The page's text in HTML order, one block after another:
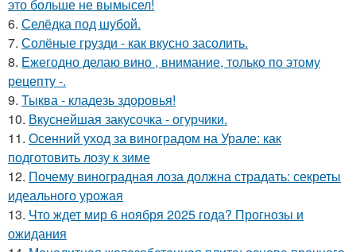
это больше не вымысел!
6. Селёдка под шубой.
7. Солёные грузди - как вкусно засолить.
8. Ежегодно делаю вино , внимание, только по этому
рецепту -.
9. Тыква - кладезь здоровья!
10. Вкуснейшая закусочка - огурчики.
11. Осенний уход за виноградом на Урале: как
подготовить лозу к зиме
12. Почему виноградная лоза должна страдать: секреты
идеального урожая
13. Что ждет мир 6 ноября 2025 года? Прогнозы и
ожидания